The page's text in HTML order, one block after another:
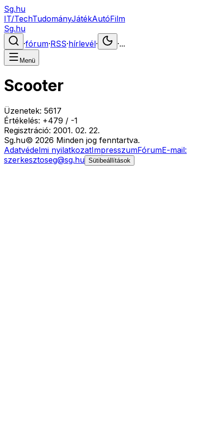
Sg.hu
IT/TechTudományJátékAutóFilm
Sg.hu
·fórum·RSS·hírlevél· ·...
Menü
Scooter
Üzenetek: 5617
Értékelés: +479 / -1
Regisztráció: 2001. 02. 22.
Sg.hu© 2026 Minden jog fenntartva.
Adatvédelmi nyilatkozatImpresszumFórumE-mail:
szerkesztoseg@sg.hu Sütibeállítások